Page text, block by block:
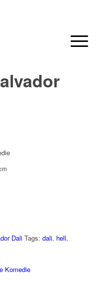
Dali Tags: dali, hell,
Komedie